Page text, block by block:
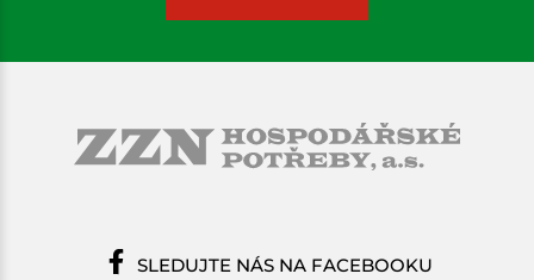
SLEDUJTE NÁS NA FACEBOOKU